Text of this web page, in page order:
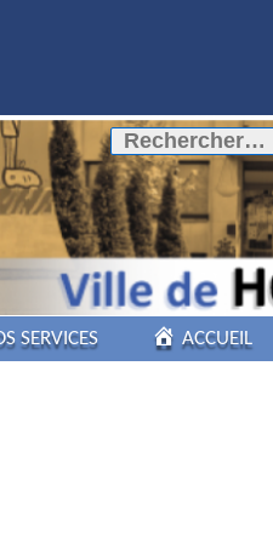
Rechercher :
SERVICES ACCUEIL